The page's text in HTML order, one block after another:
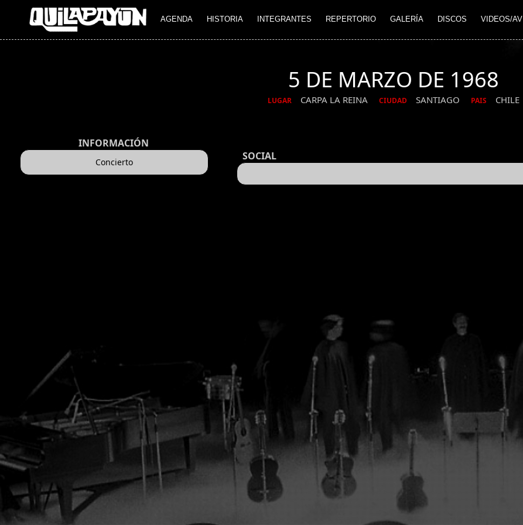
AGENDA HISTORIA INTEGRANTES REPERTORIO GALERÍA DISCOS VIDEOS/AV
5 DE MARZO DE 1968
LUGAR CARPA LA REINA CIUDAD SANTIAGO PAIS CHILE
INFORMACIÓN
Concierto SOCIAL